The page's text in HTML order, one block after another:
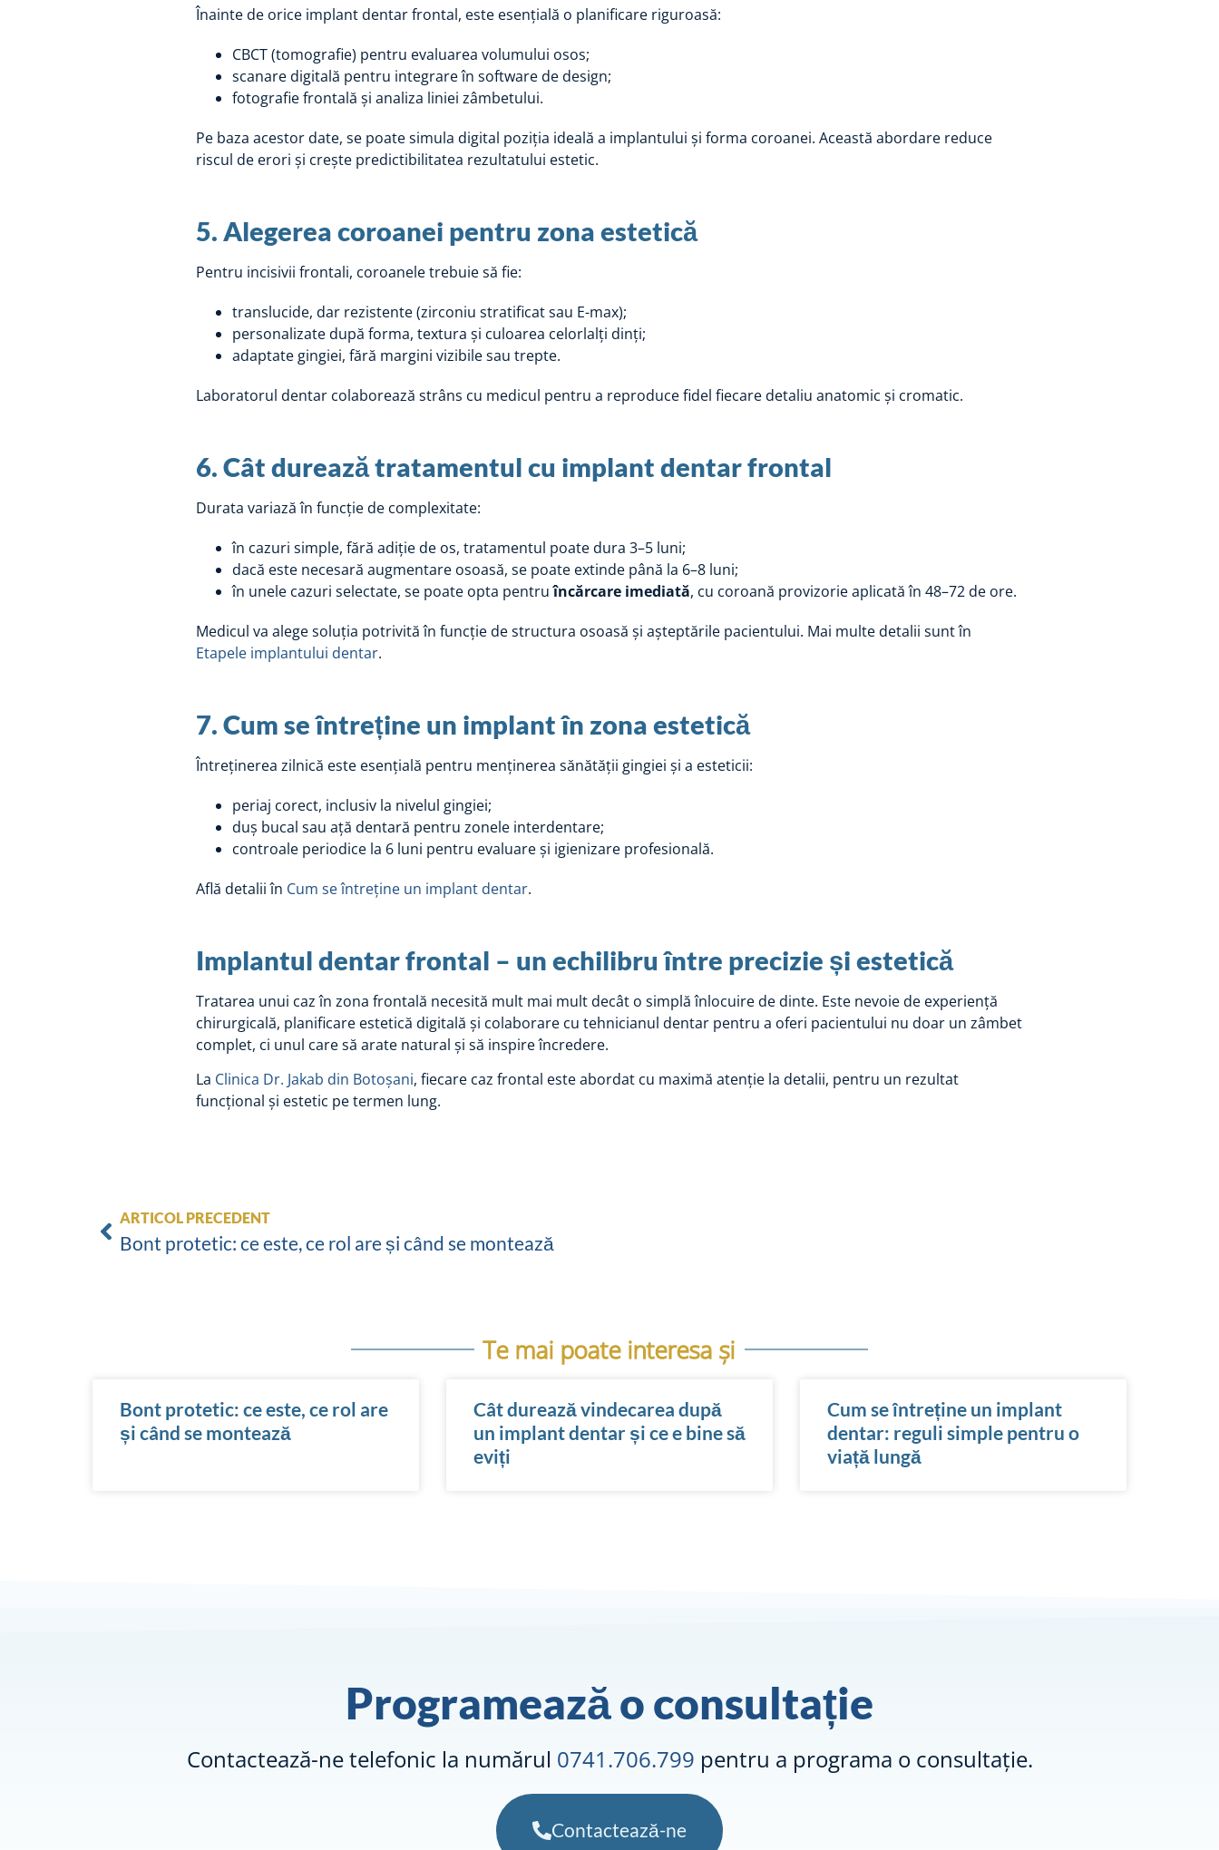
Înainte de orice implant dentar frontal, este esențială o planificare riguroasă:
CBCT (tomografie) pentru evaluarea volumului osos;
scanare digitală pentru integrare în software de design;
fotografie frontală și analiza liniei zâmbetului.
Pe baza acestor date, se poate simula digital poziția ideală a implantului și forma coroanei. Această abordare reduce
riscul de erori și crește predictibilitatea rezultatului estetic.
5. Alegerea coroanei pentru zona estetică
Pentru incisivii frontali, coroanele trebuie să fie:
translucide, dar rezistente (zirconiu stratificat sau E-max);
personalizate după forma, textura și culoarea celorlalți dinți;
adaptate gingiei, fără margini vizibile sau trepte.
Laboratorul dentar colaborează strâns cu medicul pentru a reproduce fidel fiecare detaliu anatomic și cromatic.
6. Cât durează tratamentul cu implant dentar frontal
Durata variază în funcție de complexitate:
în cazuri simple, fără adiție de os, tratamentul poate dura 3–5 luni;
dacă este necesară augmentare osoasă, se poate extinde până la 6–8 luni;
în unele cazuri selectate, se poate opta pentruîncărcare imediată, cu coroană provizorie aplicată în 48–72 de ore.
Medicul va alege soluția potrivită în funcție de structura osoasă și așteptările pacientului. Mai multe detalii sunt în
Etapele implantului dentar.
7. Cum se întreține un implant în zona estetică
Întreținerea zilnică este esențială pentru menținerea sănătății gingiei și a esteticii:
periaj corect, inclusiv la nivelul gingiei;
duș bucal sau ață dentară pentru zonele interdentare;
controale periodice la 6 luni pentru evaluare și igienizare profesională.
Află detalii în Cum se întreține un implant dentar.
Implantul dentar frontal – un echilibru între precizie și estetică
Tratarea unui caz în zona frontală necesită mult mai mult decât o simplă înlocuire de dinte. Este nevoie de experiență
chirurgicală, planificare estetică digitală și colaborare cu tehnicianul dentar pentru a oferi pacientului nu doar un zâmbet
complet, ci unul care să arate natural și să inspire încredere.
La Clinica Dr. Jakab din Botoșani, fiecare caz frontal este abordat cu maximă atenție la detalii, pentru un rezultat
funcțional și estetic pe termen lung.
ARTICOL PRECEDENT
Bont protetic: ce este, ce rol are și când se montează
Te mai poate interesa și
Bont protetic: ce este, ce rol are
și când se montează
Cât durează vindecarea după
un implant dentar și ce e bine să
eviți
Cum se întreține un implant
dentar: reguli simple pentru o
viață lungă
Programează o consultație
Contactează-ne telefonic la numărul 0741.706.799 pentru a programa o consultație.
Contactează-ne